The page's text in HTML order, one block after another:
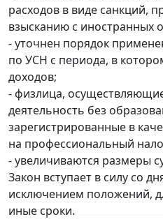
расходов в виде санкций,
взысканию с иностранных
- уточнен порядок
по УСН с периода, в
доходов;
- физлица,
деятельность без
зарегистрированные в
на профессиональный
- увеличиваются размеры
Закон вступает в силу со
исключением положений,
иные сроки.